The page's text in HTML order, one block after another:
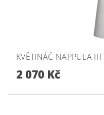
KVĚTINÁČ NAPPULA
2 070 Kč